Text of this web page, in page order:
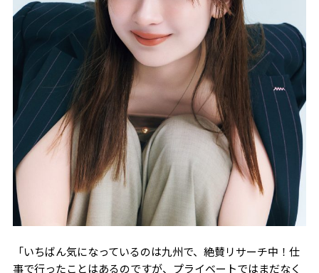
「いちばん気になっているのは九州で、絶賛リサーチ中！仕
事で行ったことはあるのですが、プライベートではまだなく